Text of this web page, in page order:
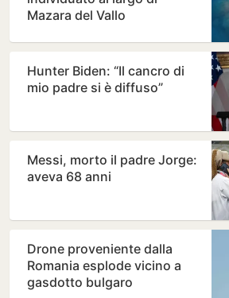
Mazara del Vallo
Hunter Biden: “Il cancro di
mio padre si è diffuso”
Messi, morto il padre Jorge:
aveva 68 anni
Drone proveniente dalla
Romania esplode vicino a
gasdotto bulgaro